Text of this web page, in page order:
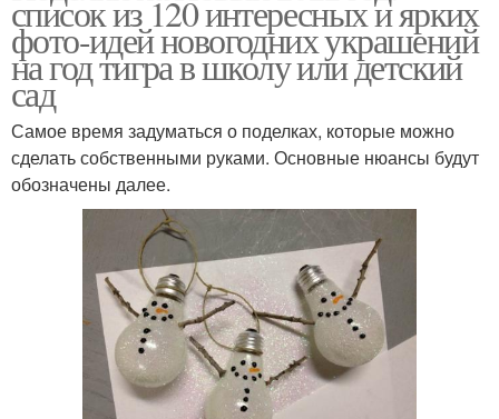
список из 120 интересных и ярких
фото-идей новогодних украшений
на год тигра в школу или детский
сад
Самое время задуматься о поделках, которые можно
сделать собственными руками. Основные нюансы будут
обозначены далее.